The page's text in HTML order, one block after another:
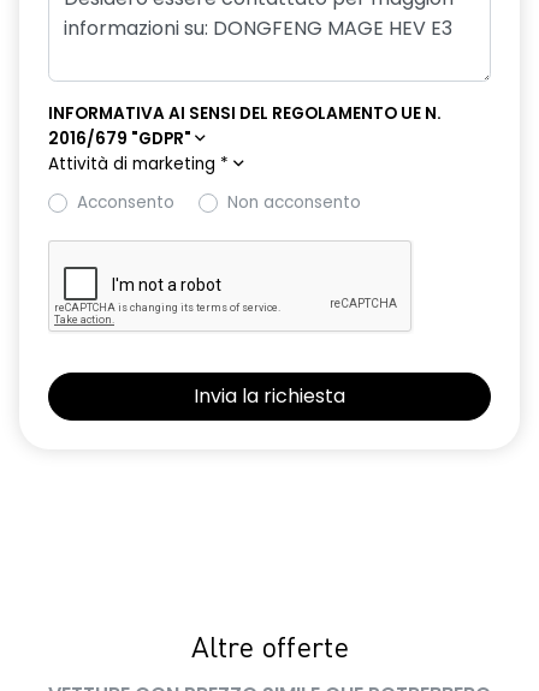
INFORMATIVA AI SENSI DEL REGOLAMENTO UE N.
2016/679 "GDPR"
Attività di marketing *
Acconsento
Non acconsento
Altre offerte